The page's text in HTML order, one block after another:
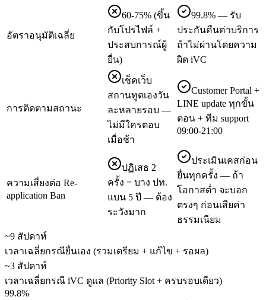
อัตราอนุมัติเฉลี่ย
60-75% (ขึ้น
กับโปรไฟล์ +
ประสบการณ์ผู้
ยื่น)
99.8% — รับ
ประกันคืนค่าบริการ
ถ้าไม่ผ่านโดยความ
ผิด iVC
การติดตามสถานะ
เช็คเว็บ
สถานทูตเองวัน
ละหลายรอบ —
ไม่มีใครตอบ
เมื่อช้า
Customer Portal +
LINE update ทุกขั้น
ตอน + ทีม support
09:00-21:00
ความเสี่ยงต่อ Re-
application Ban
ปฏิเสธ 2
ครั้ง = บาง ปท.
แบน 5 ปี — ต้อง
ระวังมาก
ประเมินเคสก่อน
ยื่นทุกครั้ง — ถ้า
โอกาสต่ำ จะบอก
ตรงๆ ก่อนเสียค่า
ธรรมเนียม
~9 สัปดาห์
เวลาเฉลี่ยกรณียื่นเอง (รวมเตรียม + แก้ไข + รอผล)
~3 สัปดาห์
เวลาเฉลี่ยกรณี iVC ดูแล (Priority Slot + ครบรอบเดียว)
99.8%